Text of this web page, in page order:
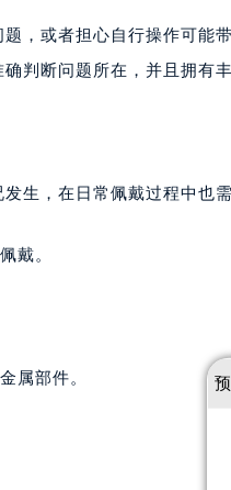
，或者担心自行操作可能
判断问题所在，并且拥有
生，在日常佩戴过程中也
戴。
属部件。